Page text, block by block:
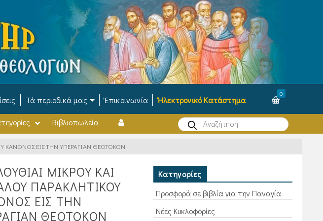
Τά περιοδικά μας Ἐπικοινωνία Ἠλεκτρονικό Κατάστημα
0
Products
search
Βιβλιοπωλεία
ΚΑΝΟΝΟΣ ΕΙΣ ΤΗΝ ΥΠΕΡΑΓΙΑΝ ΘΕΟΤΟΚΟΝ
ΜΙΚΡΟΥ ΚΑΙ
ΠΑΡΑΚΛΗΤΙΚΟΥ
ΕΙΣ ΤΗΝ
ΘΕΟΤΟΚΟΝ
Κατηγορίες
Προσφορά σε βιβλία για την Παναγία
Νέες Κυκλοφορίες